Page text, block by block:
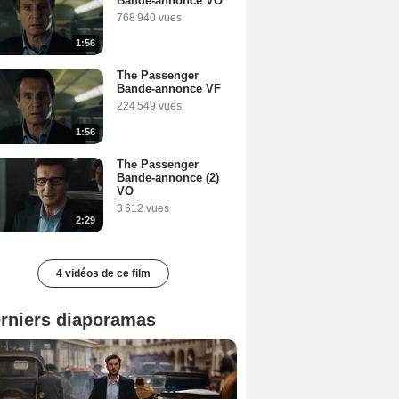
1:56
768 940 vues
1:56
The Passenger
Bande-annonce VF
224 549 vues
2:29
The Passenger
Bande-annonce (2)
VO
3 612 vues
4 vidéos de ce film
diaporamas